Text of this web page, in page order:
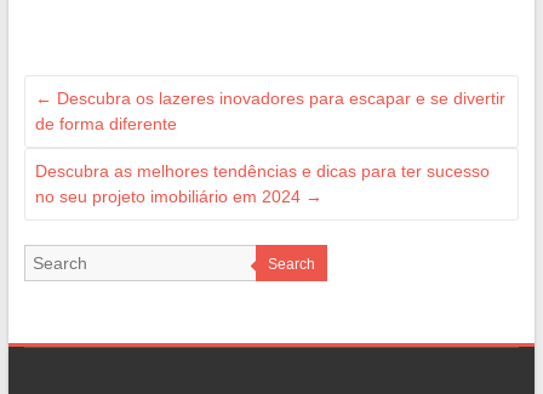
← Descubra os lazeres inovadores para escapar e se divertir
de forma diferente
Descubra as melhores tendências e dicas para ter sucesso
no seu projeto imobiliário em 2024 →
Search